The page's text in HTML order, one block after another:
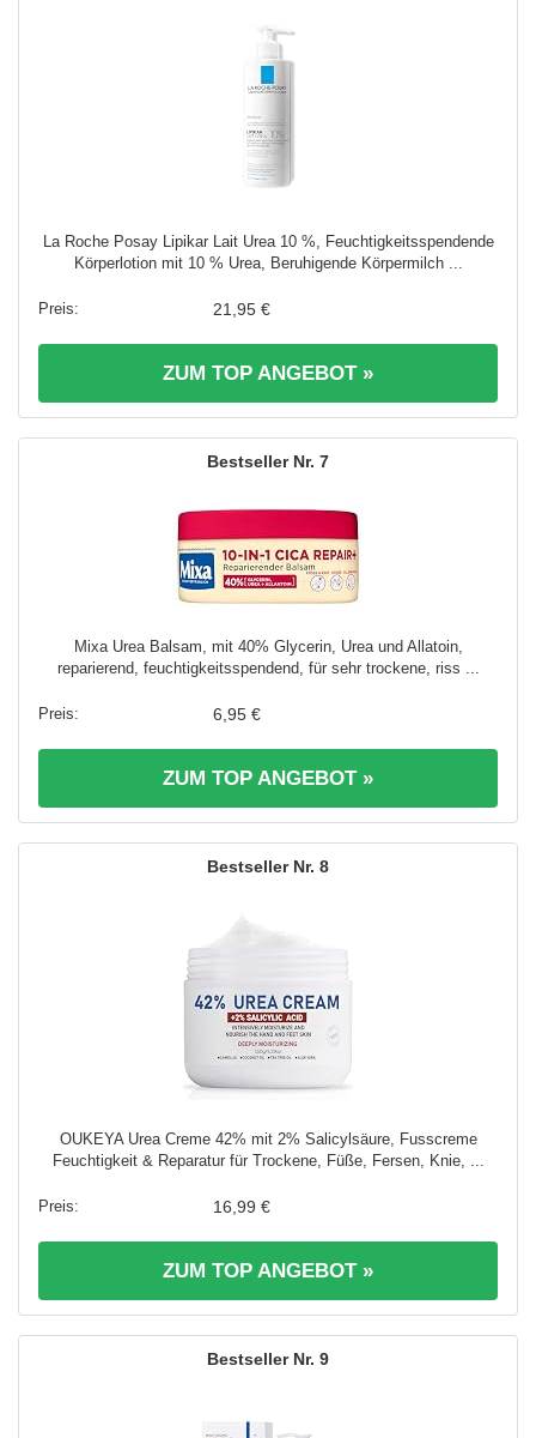
La Roche Posay Lipikar Lait Urea 10 %, Feuchtigkeitsspendende
Körperlotion mit 10 % Urea, Beruhigende Körpermilch ...
21,95 €
ZUM TOP ANGEBOT »
7
Mixa Urea Balsam, mit 40% Glycerin, Urea und Allatoin,
reparierend, feuchtigkeitsspendend, für sehr trockene, riss ...
6,95 €
ZUM TOP ANGEBOT »
8
OUKEYA Urea Creme 42% mit 2% Salicylsäure, Fusscreme
Feuchtigkeit & Reparatur für Trockene, Füße, Fersen, Knie, ...
16,99 €
ZUM TOP ANGEBOT »
9